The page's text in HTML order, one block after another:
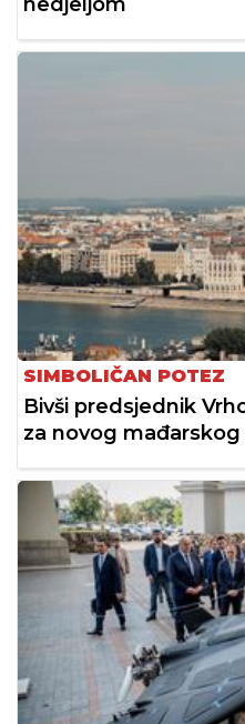
SIMBOLIČAN POTEZ
Bivši predsjednik
za novog